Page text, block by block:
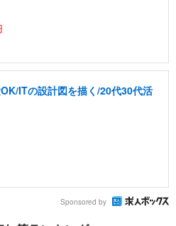
ITの設計図を描く/20代30代活
Sponsored by